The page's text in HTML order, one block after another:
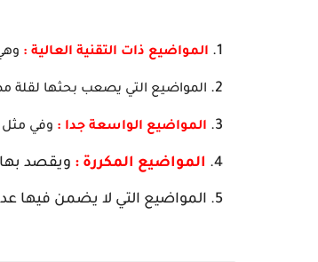
المواضيع ذات التقنية العالية :
المواضيع التي يصعب بحثها لقلة
المواضيع الواسعة جدا : وفي مثل
المواضيع المكررة : ويقصد بها
المواضيع التي لا يضمن فيها